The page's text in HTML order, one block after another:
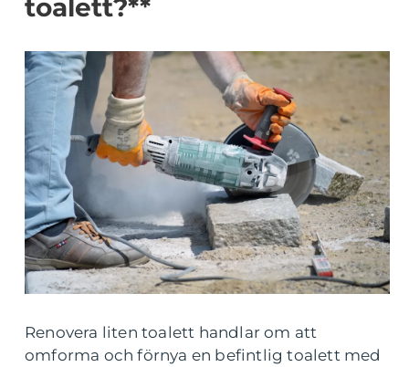
toalett?**
Renovera liten toalett handlar om att
omforma och förnya en befintlig toalett med